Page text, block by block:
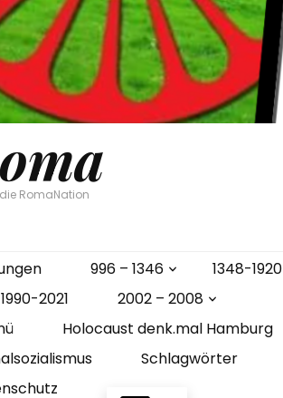
RomaNation
996 – 1346
1348-1920
1990-2021
2002 – 2008
Holocaust denk.mal Hamburg
Schlagwörter